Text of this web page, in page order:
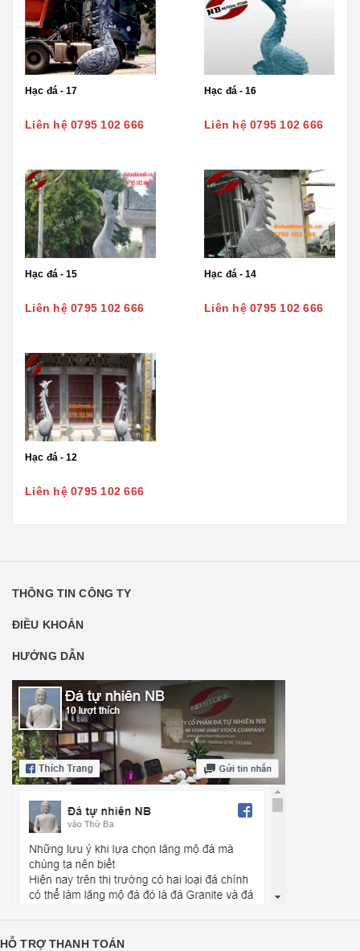
Hạc đá - 17
Liên hệ 0795 102 666
Hạc đá - 16
Liên hệ 0795 102 666
Hạc đá - 15
Liên hệ 0795 102 666
Hạc đá - 14
Liên hệ 0795 102 666
Hạc đá - 12
Liên hệ 0795 102 666
THÔNG TIN CÔNG TY
ĐIỀU KHOẢN
HƯỚNG DẪN
HỖ TRỢ THANH TOÁN